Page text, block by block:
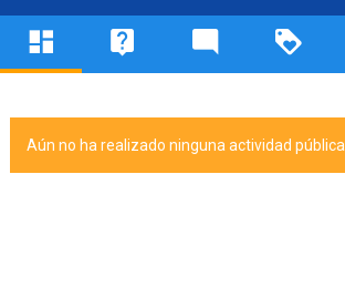
Aún no ha realizado ninguna actividad pública.